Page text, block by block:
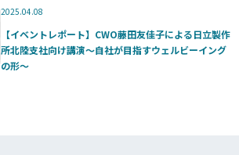
2025.04.08
【イベントレポート】CWO藤田友佳子による日立製作
所北陸支社向け講演～自社が目指すウェルビーイング
の形～